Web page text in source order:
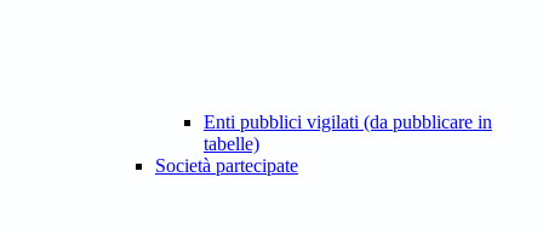
Enti pubblici vigilati (da pubblicare in
tabelle)
Società partecipate